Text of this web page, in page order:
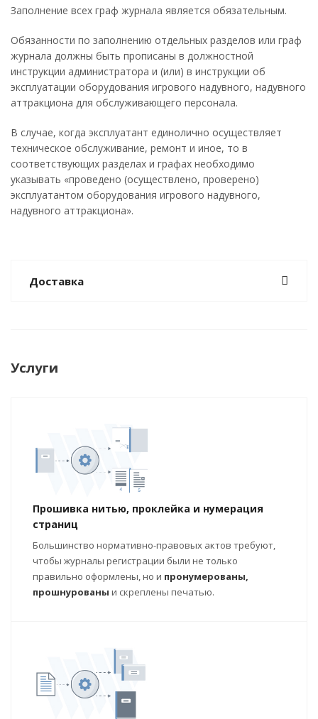
Заполнение всех граф журнала является обязательным.
Обязанности по заполнению отдельных разделов или граф
журнала должны быть прописаны в должностной
инструкции администратора и (или) в инструкции об
эксплуатации оборудования игрового надувного, надувного
аттракциона для обслуживающего персонала.
В случае, когда эксплуатант единолично осуществляет
техническое обслуживание, ремонт и иное, то в
соответствующих разделах и графах необходимо
указывать «проведено (осуществлено, проверено)
эксплуатантом оборудования игрового надувного,
надувного аттракциона».
Доставка
Услуги
Прошивка нитью, проклейка и нумерация
страниц
Большинство нормативно-правовых актов требуют,
чтобы журналы регистрации были не только
правильно оформлены, но и пронумерованы,
прошнурованы и скреплены печатью.